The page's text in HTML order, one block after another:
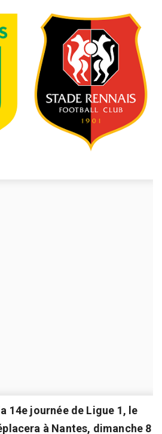
14e journée de Ligue 1, le
à Nantes, dimanche 8